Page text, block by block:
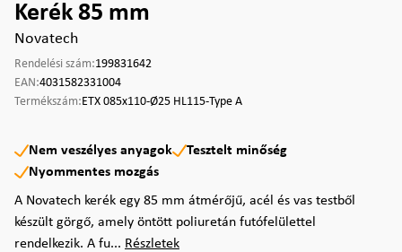
Kerék 85 mm
Novatech
Rendelési szám:199831642
EAN:4031582331004
Termékszám:ETX 085x110-Ø25 HL115-Type A
Nem veszélyes anyagok
Tesztelt minőség
Nyommentes mozgás
A Novatech kerék egy 85 mm átmérőjű, acél és vas testből
készült görgő, amely öntött poliuretán futófelülettel
rendelkezik. A fu... Részletek